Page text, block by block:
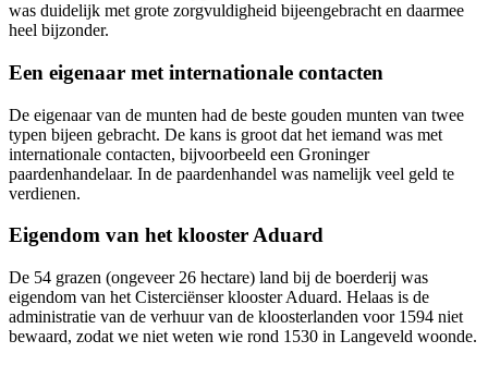
was duidelijk met grote zorgvuldigheid bijeengebracht en daarmee
heel bijzonder.
Een eigenaar met internationale contacten
De eigenaar van de munten had de beste gouden munten van twee
typen bijeen gebracht. De kans is groot dat het iemand was met
internationale contacten, bijvoorbeeld een Groninger
paardenhandelaar. In de paardenhandel was namelijk veel geld te
verdienen.
Eigendom van het klooster Aduard
De 54 grazen (ongeveer 26 hectare) land bij de boerderij was
eigendom van het Cisterciënser klooster Aduard. Helaas is de
administratie van de verhuur van de kloosterlanden voor 1594 niet
bewaard, zodat we niet weten wie rond 1530 in Langeveld woonde.